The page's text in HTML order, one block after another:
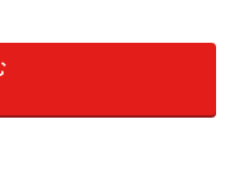
めましょう。それは
ないもの。